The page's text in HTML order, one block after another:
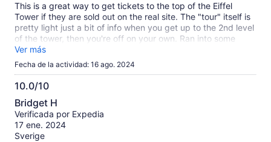
This is a great way to get tickets to the top of the Eiffel
Tower if they are sold out on the real site. The "tour" itself is
pretty light just a bit of info when you get up to the 2nd level
of the tower, then you're off on your own. Ran into some
annoying issues with the tickets they printed out for us, they
were too blurry so didn't scan. Was fixed eventually but
added 10+ minutes of annoyance at the ticket line.
Ver más
Fecha de la actividad: 16 ago. 2024
10.0/10
10.0
de
10
Bridget H
Verificada por Expedia
17 ene. 2024
Sverige